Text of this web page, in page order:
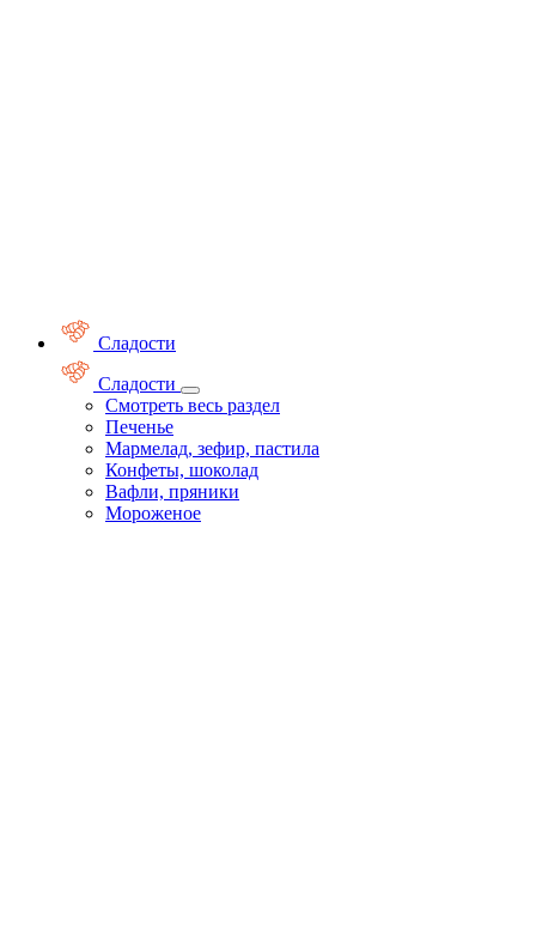
Сладости
Сладости
Смотреть весь раздел
Печенье
Мармелад, зефир, пастила
Конфеты, шоколад
Вафли, пряники
Мороженое